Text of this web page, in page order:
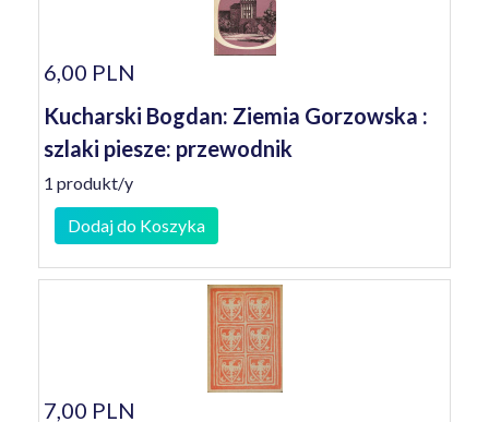
6,00 PLN
Kucharski Bogdan: Ziemia Gorzowska :
szlaki piesze: przewodnik
1 produkt/y
Dodaj do Koszyka
7,00 PLN